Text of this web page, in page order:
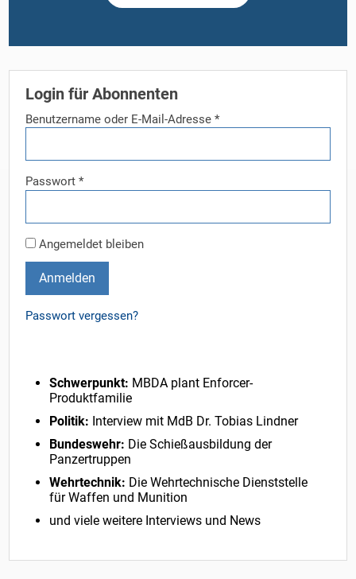
Login für Abonnenten
Benutzername oder E-Mail-Adresse*
Passwort*
Angemeldet bleiben
Anmelden
Passwort vergessen?
Schwerpunkt: MBDA plant Enforcer-
Produktfamilie
Politik: Interview mit MdB Dr. Tobias Lindner
Bundeswehr: Die Schießausbildung der
Panzertruppen
Wehrtechnik: Die Wehrtechnische Dienststelle
für Waffen und Munition
und viele weitere Interviews und News